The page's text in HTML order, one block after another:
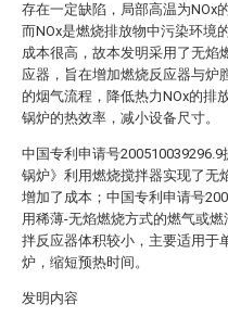
存在一定缺陷，局部高温为NOx
而NOx是燃烧排放物中污染环境
成本很高，故本发明采用了无焰
应器，旨在增加燃烧反应器与炉
的烟气流程，降低热力NOx的排
锅炉的热效率，减小设备尺寸。
中国专利申请号
锅炉》利用燃烧搅拌器实现了无
增加了成本；中国专利申请号
用稀薄-无焰燃烧方式的燃气或
拌反应器体积较小，主要适用于
炉，缩短预热时间。
发明内容